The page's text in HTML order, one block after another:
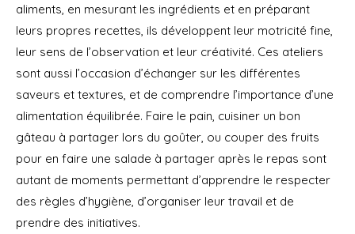
aliments, en mesurant les ingrédients et en préparant
leurs propres recettes, ils développent leur motricité fine,
leur sens de l’observation et leur créativité. Ces ateliers
sont aussi l’occasion d’échanger sur les différentes
saveurs et textures, et de comprendre l’importance d’une
alimentation équilibrée. Faire le pain, cuisiner un bon
gâteau à partager lors du goûter, ou couper des fruits
pour en faire une salade à partager après le repas sont
autant de moments permettant d’apprendre le respecter
des règles d’hygiène, d’organiser leur travail et de
prendre des initiatives.